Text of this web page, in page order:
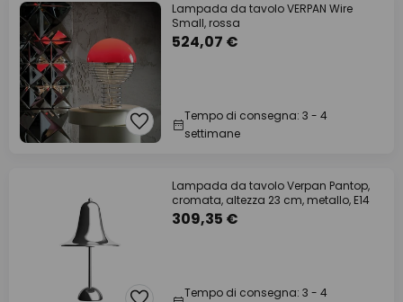
Lampada da tavolo VERPAN Wire
Small, rossa
524,07 €
Tempo di consegna: 3 - 4
settimane
Lampada da tavolo Verpan Pantop,
cromata, altezza 23 cm, metallo, E14
309,35 €
Tempo di consegna: 3 - 4